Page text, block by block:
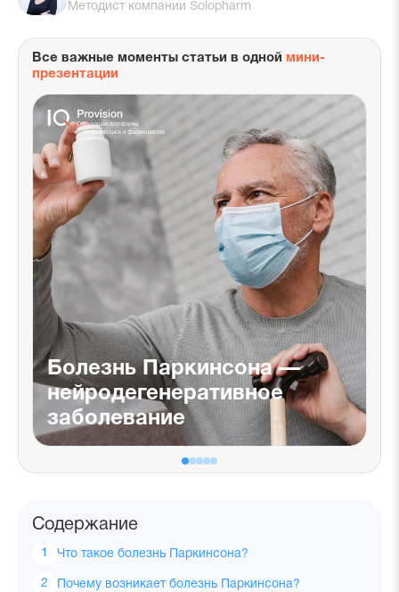
Методист компании Solopharm
Все важные моменты статьи в одной мини-
презентации
Болезнь Паркинсона —
нейродегенеративное
заболевание
Содержание
Что такое болезнь Паркинсона?
Почему возникает болезнь Паркинсона?